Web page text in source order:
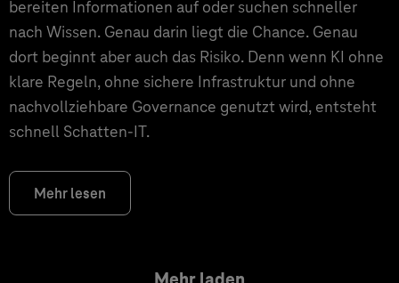
bereiten Informationen auf oder suchen schneller
nach Wissen. Genau darin liegt die Chance. Genau
dort beginnt aber auch das Risiko. Denn wenn KI ohne
klare Regeln, ohne sichere Infrastruktur und ohne
nachvollziehbare Governance genutzt wird, entsteht
schnell Schatten-IT.
Mehr lesen